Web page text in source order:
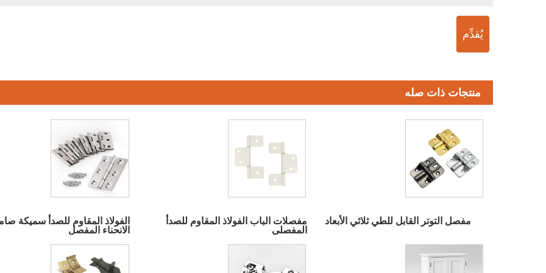
يُقدِّم
منتجات ذات صله
الفولاذ المقاوم للصدأ سميكة
الانحناء المفصل
مفصلات الباب الفولاذ المقاوم للصدأ
المفصلي
مفصل التوتر القابل للطي ثلاثي الأبعاد